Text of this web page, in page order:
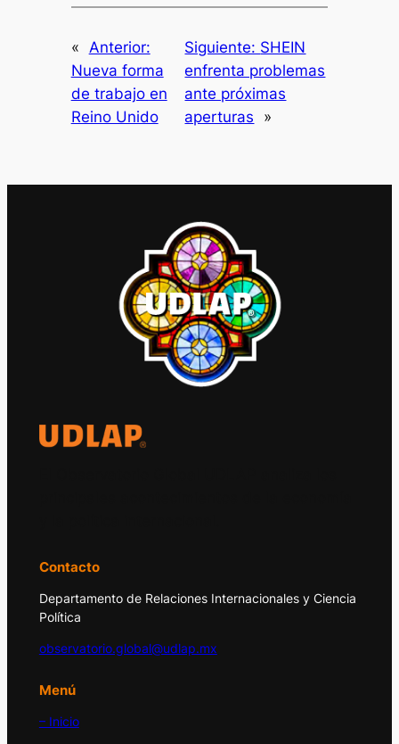
« Anterior:
Nueva forma
de trabajo en
Reino Unido
Siguiente: SHEIN
enfrenta problemas
ante próximas
aperturas
»
Contacto
Departamento de Relaciones Internacionales y Ciencia
Política
observatorio.global@udlap.mx
Menú
– Inicio